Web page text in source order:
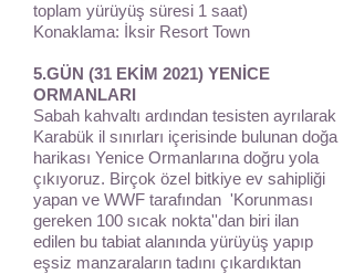
toplam yürüyüş süresi 1 saat)
Konaklama: İksir Resort Town
5.GÜN (31 EKİM 2021) YENİCE
ORMANLARI
Sabah kahvaltı ardından tesisten ayrılarak
Karabük il sınırları içerisinde bulunan doğa
harikası Yenice Ormanlarına doğru yola
çıkıyoruz. Birçok özel bitkiye ev sahipliği
yapan ve WWF tarafından 'Korunması
gereken 100 sıcak nokta''dan biri ilan
edilen bu tabiat alanında yürüyüş yapıp
eşsiz manzaraların tadını çıkardıktan